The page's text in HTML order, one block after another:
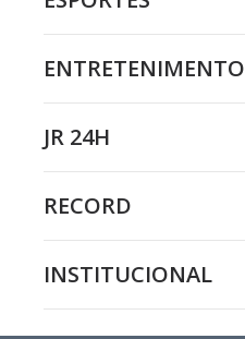
ENTRETENIMENTO
JR 24H
RECORD
INSTITUCIONAL